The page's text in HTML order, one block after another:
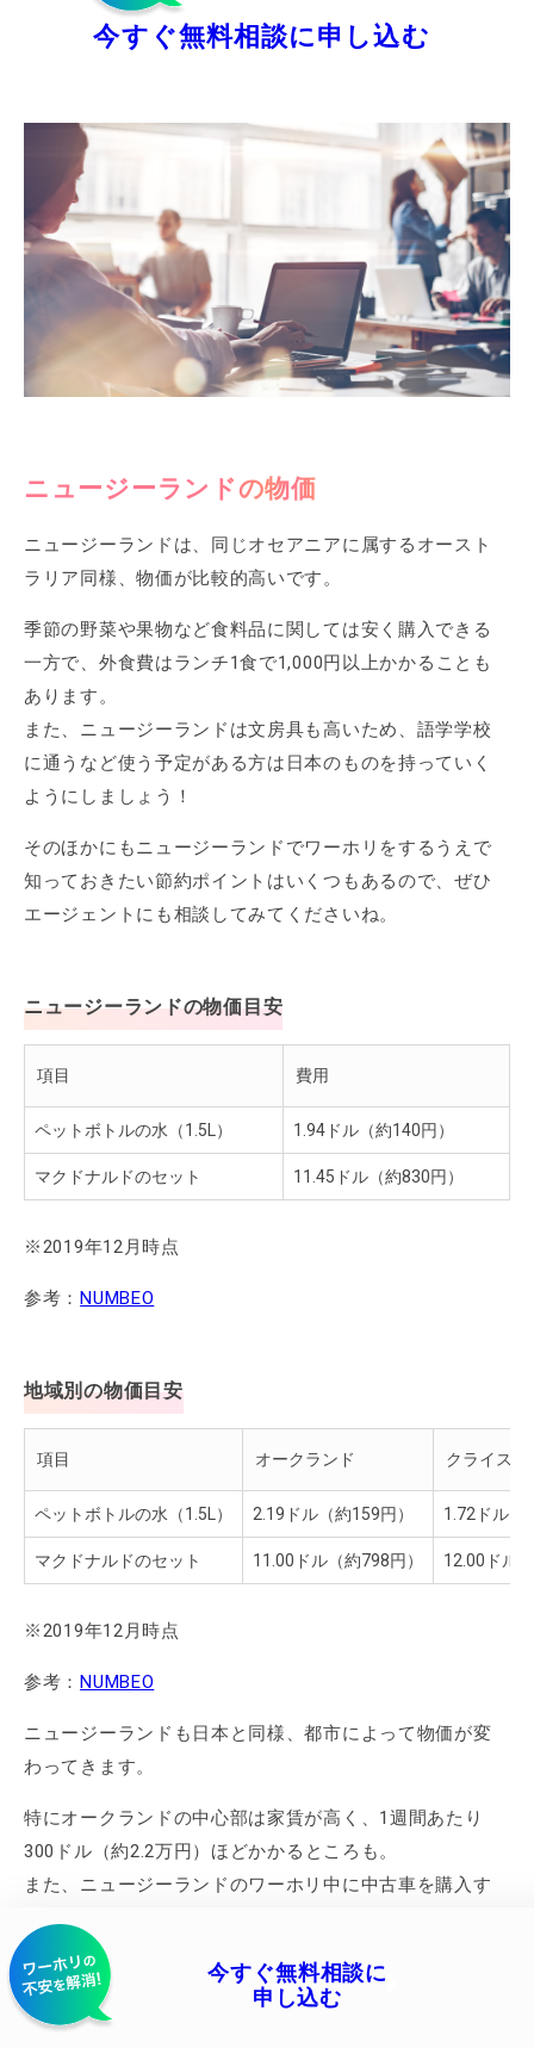
今すぐ無料相談に申し込む
ニュージーランドの物価
ニュージーランドは、同じオセアニアに属するオースト
ラリア同様、物価が比較的高いです。
季節の野菜や果物など食料品に関しては安く購入できる
一方で、外食費はランチ1食で1,000円以上かかることも
あります。
また、ニュージーランドは文房具も高いため、語学学校
に通うなど使う予定がある方は日本のものを持っていく
ようにしましょう！
そのほかにもニュージーランドでワーホリをするうえで
知っておきたい節約ポイントはいくつもあるので、ぜひ
エージェントにも相談してみてくださいね。
ニュージーランドの物価目安
項目 費用
ペットボトルの水（1.5L） 1.94ドル（約140円）
マクドナルドのセット 11.45ドル（約830円）
※2019年12月時点
参考：NUMBEO
地域別の物価目安
項目 オークランド クライス
ペットボトルの水（1.5L） 2.19ドル（約159円） 1.72ドル（
マクドナルドのセット 11.00ドル（約798円） 12.00ドル
※2019年12月時点
参考：NUMBEO
ニュージーランドも日本と同様、都市によって物価が変
わってきます。
特にオークランドの中心部は家賃が高く、1週間あたり
300ドル（約2.2万円）ほどかかるところも。
また、ニュージーランドのワーホリ中に中古車を購入す
市ごとに差があります。
車で旅行をするとガソリン代だけでもかなりの出費にな
るので、その分も考慮して予算を組んでおきたいです
今すぐ無料相談に
申し込む